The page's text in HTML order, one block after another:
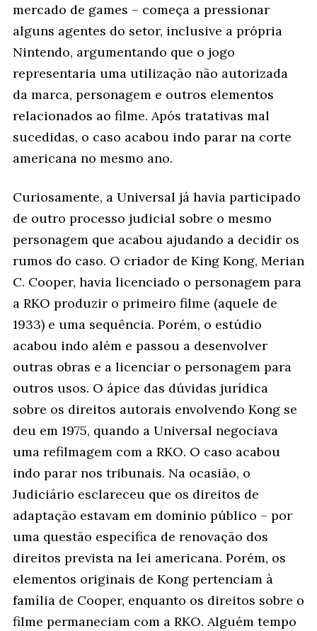
mercado de games – começa a pressionar
alguns agentes do setor, inclusive a própria
Nintendo, argumentando que o jogo
representaria uma utilização não autorizada
da marca, personagem e outros elementos
relacionados ao filme. Após tratativas mal
sucedidas, o caso acabou indo parar na corte
americana no mesmo ano.
Curiosamente, a Universal já havia participado
de outro processo judicial sobre o mesmo
personagem que acabou ajudando a decidir os
rumos do caso. O criador de King Kong, Merian
C. Cooper, havia licenciado o personagem para
a RKO produzir o primeiro filme (aquele de
1933) e uma sequência. Porém, o estúdio
acabou indo além e passou a desenvolver
outras obras e a licenciar o personagem para
outros usos. O ápice das dúvidas jurídica
sobre os direitos autorais envolvendo Kong se
deu em 1975, quando a Universal negociava
uma refilmagem com a RKO. O caso acabou
indo parar nos tribunais. Na ocasião, o
Judiciário esclareceu que os direitos de
adaptação estavam em domínio público – por
uma questão específica de renovação dos
direitos prevista na lei americana. Porém, os
elementos originais de Kong pertenciam à
família de Cooper, enquanto os direitos sobre o
filme permaneciam com a RKO. Alguém tempo